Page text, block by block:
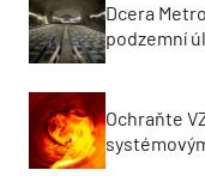
Dcera
podzemní
Ochraňte